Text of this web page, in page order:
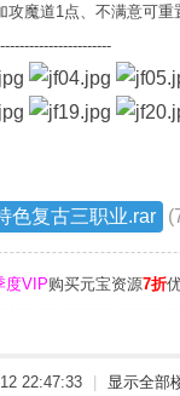
攻魔道1点、不满意可重
色复古三职业.rar
度VIP购买元宝资源7折
22:47:33 显示全部